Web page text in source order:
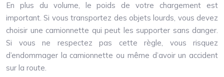
En plus du volume, le poids de votre chargement est
important. Si vous transportez des objets lourds, vous devez
choisir une camionnette qui peut les supporter sans danger.
Si vous ne respectez pas cette règle, vous risquez
d’endommager la camionnette ou même d’avoir un accident
sur la route.